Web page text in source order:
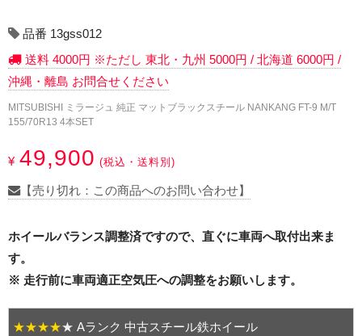
13インチ：夏タイヤホイール
14インチ：夏タイヤホイール
15インチ：夏タイヤホイール
17インチ：夏タイヤホイール
18インチ：夏タイヤホイール
19インチ：夏タイヤホイール
品番 13gss012
送料 4000円 ※ただし 東北・九州 5000円 / 北海道 6000円 /
沖縄・離島 お問合せください
MITSUBISHI ミラージュ 純正 マットブラックスチール NANKANG FT-9 M/T
155/70R13 4本SET
¥ 49,900 (税込・送料別)
【売り切れ：この商品へのお問い合わせ】
ホイールバランス調整済ですので、直ぐに車両へ取付出来ま
す。
※ 走行前に車両適正空気圧への調整をお願いします。
★★★★★ Aランク 中古スチール鉄ホイール